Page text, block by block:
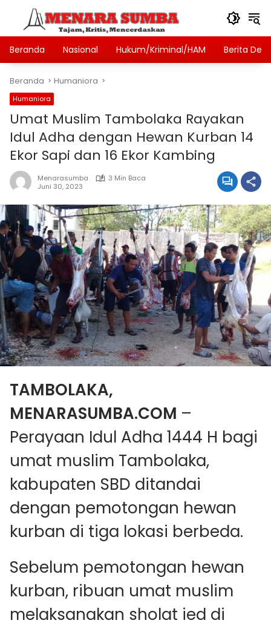
Langsung
konten
Beranda
Nasional Hukum/Kriminal/HAM Berita Desa
Beranda Humaniora
Humaniora
Umat Muslim Tambolaka Rayakan
Idul Adha dengan Hewan Kurban 14
Ekor Sapi dan 16 Ekor Kambing
Menarasumba
3 Min Baca
Juni 30, 2023
TAMBOLAKA,
MENARASUMBA.COM ­ –
Perayaan Idul Adha 1444 H bagi
umat muslim Tambolaka,
kabupaten SBD ditandai
dengan pemotongan hewan
kurban di tiga lokasi berbeda.
Sebelum pemotongan hewan
kurban, ribuan umat muslim
melaksanakan sholat ied di